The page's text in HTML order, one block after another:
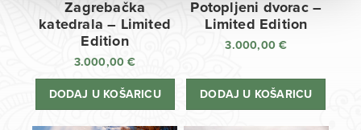
Zagrebačka
katedrala – Limited
Edition
3.000,00€
DODAJ U KOŠARICU
Potopljeni dvorac –
Limited Edition
3.000,00€
DODAJ U KOŠARICU